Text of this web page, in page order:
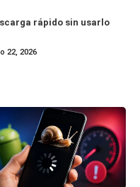
rápido sin usarlo
22, 2026